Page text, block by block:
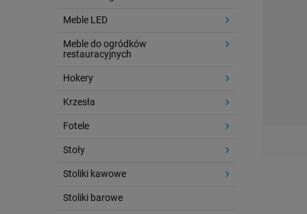
Meble LED
Meble do ogródków
restauracyjnych
Hokery
Krzesła
Fotele
Stoły
Stoliki kawowe
Stoliki barowe